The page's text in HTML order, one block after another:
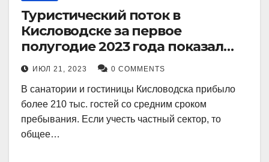
Туристический поток в
Кисловодске за первое
полугодие 2023 года показал
рекордный рост в 21 процент.
ИЮЛ 21, 2023 0 COMMENTS
В санатории и гостиницы Кисловодска прибыло
более 210 тыс. гостей со средним сроком
пребывания. Если учесть частный сектор, то
общее…